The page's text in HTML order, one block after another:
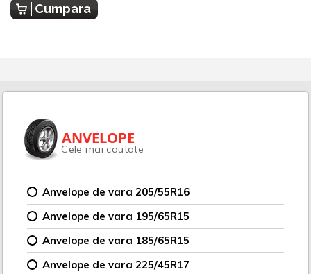
Cumpara
ANVELOPE
Cele mai cautate
Anvelope de vara 205/55R16
Anvelope de vara 195/65R15
Anvelope de vara 185/65R15
Anvelope de vara 225/45R17